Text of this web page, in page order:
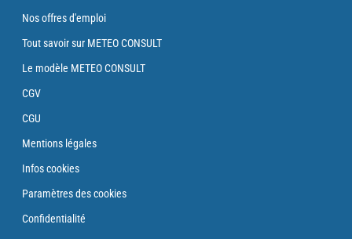
Nos offres d'emploi
Tout savoir sur METEO CONSULT
Le modèle METEO CONSULT
CGV
CGU
Mentions légales
Infos cookies
Paramètres des cookies
Confidentialité